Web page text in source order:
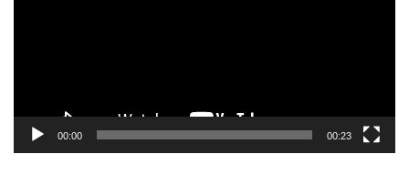
00:00 00:23